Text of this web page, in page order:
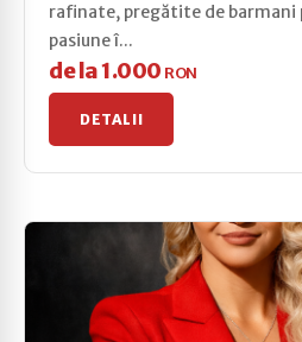
rafinate, pregătite de barmani
pasiune î...
de la 1.000 RON
DETALII